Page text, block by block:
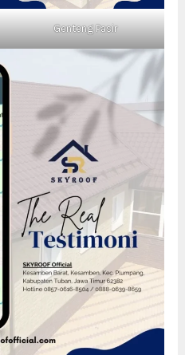
Genteng Pasir